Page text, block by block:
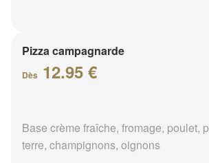
Pizza campagnarde
Dès 12.95 €
Base crème fraîche, fromage, poulet,
terre, champignons, oignons